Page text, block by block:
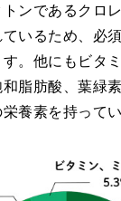
ンであるクロ
いるため、必
。他にもビタ
脂肪酸、葉緑
養素を持ってい